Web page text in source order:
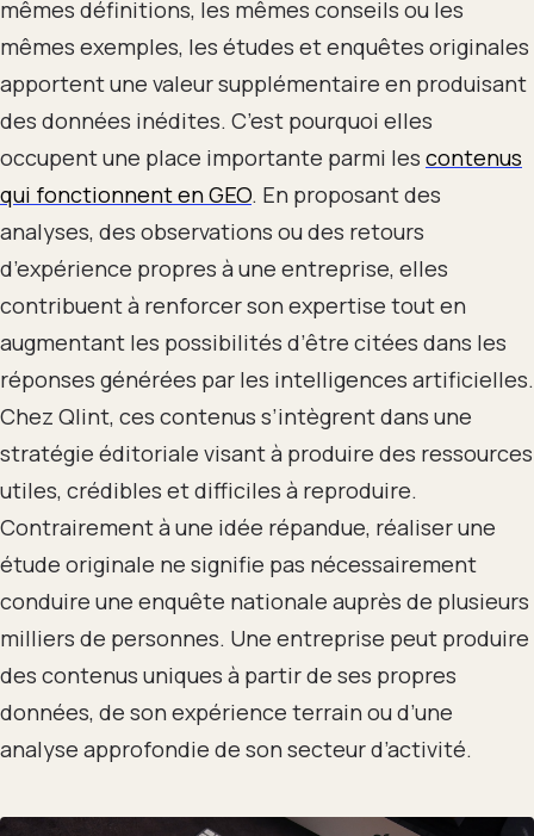
mêmes définitions, les mêmes conseils ou les
mêmes exemples, les études et enquêtes originales
apportent une valeur supplémentaire en produisant
des données inédites. C’est pourquoi elles
occupent une place importante parmi les contenus
qui fonctionnent en GEO. En proposant des
analyses, des observations ou des retours
d’expérience propres à une entreprise, elles
contribuent à renforcer son expertise tout en
augmentant les possibilités d’être citées dans les
réponses générées par les intelligences artificielles.
Chez Qlint, ces contenus s’intègrent dans une
stratégie éditoriale visant à produire des ressources
utiles, crédibles et difficiles à reproduire.
Contrairement à une idée répandue, réaliser une
étude originale ne signifie pas nécessairement
conduire une enquête nationale auprès de plusieurs
milliers de personnes. Une entreprise peut produire
des contenus uniques à partir de ses propres
données, de son expérience terrain ou d’une
analyse approfondie de son secteur d’activité.